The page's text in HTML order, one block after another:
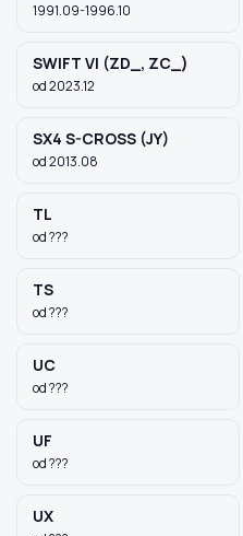
1991.09-1996.10
SWIFT VI (ZD_, ZC_)
od 2023.12
SX4 S-CROSS (JY)
od 2013.08
TL
od ???
TS
od ???
UC
od ???
UF
od ???
UX